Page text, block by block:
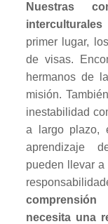
Nuestras
primer lugar,
de visas.
hermanos de
misión.
inestabilidad
a largo plazo,
aprendizaje
pueden llevar
necesita una